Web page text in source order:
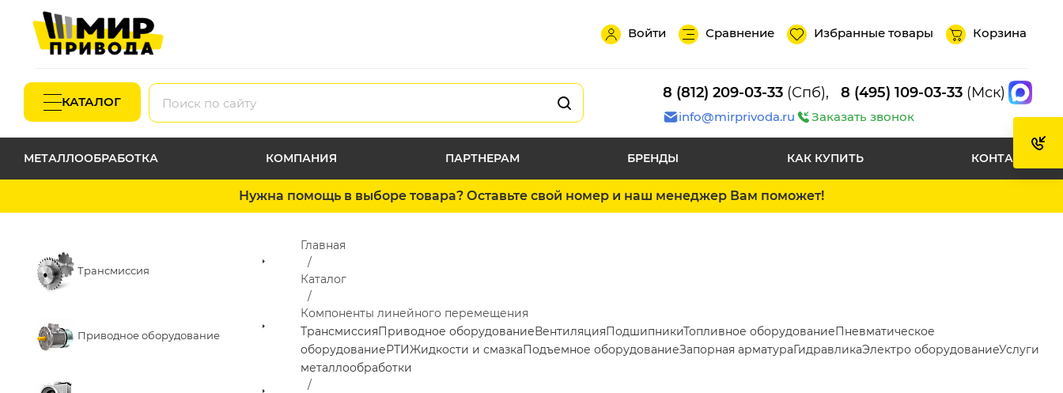
Войти Сравнение Избранные товары Корзина
КАТАЛОГ
8 (812) 209-03-33 (Спб), 8 (495) 109-03-33 (Мск)
info@mirprivoda.ru Заказать звонок
МЕТАЛЛООБРАБОТКА КОМПАНИЯ ПАРТНЕРАМ БРЕНДЫ КАК КУПИТЬ КОНТАКТЫ
Нужна помощь в выборе товара? Оставьте свой номер и наш менеджер Вам поможет!
Трансмиссия
Приводное оборудование
Главная
Каталог
Компоненты линейного перемещения
ТрансмиссияПриводное оборудованиеВентиляцияПодшипникиТопливное оборудованиеПневматическое
оборудованиеРТИЖидкости и смазкаПодъемное оборудованиеЗапорная арматураГидравликаЭлектро оборудованиеУслуги
металлообработки